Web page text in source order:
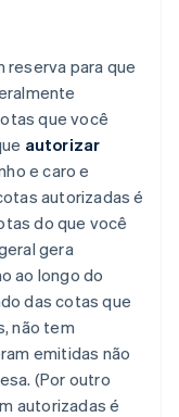
reserva para que
que você
autorizar
e caro e
autorizadas é
do que você
gera
ao longo do
das cotas que
não tem
emitidas não
(Por outro
autorizadas é